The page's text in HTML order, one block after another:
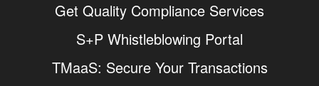
Get Quality Compliance Services
S+P Whistleblowing Portal
TMaaS: Secure Your Transactions